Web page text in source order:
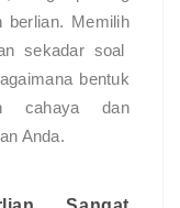
berlian. Memilih
sekadar soal
bentuk
cahaya dan
Anda.